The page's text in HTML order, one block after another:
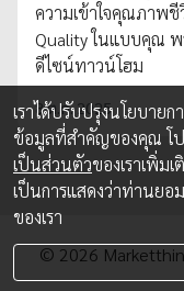
ความเข้าใจคุณภาพชี
Quality ในแบบคุณ พ
ดีไซน์ทาวน์โฮม
8 ต.ค. 2025
© 2026
เราได้ปรับปรุงนโยบาย
ข้อมูลที่สำคัญของคุณ โป
เป็นส่วนตัวของเราเพิ่ม
เป็นการแสดงว่าท่านยอ
ของเรา